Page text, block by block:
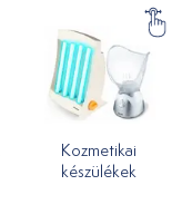
Kozmetikai
készülékek